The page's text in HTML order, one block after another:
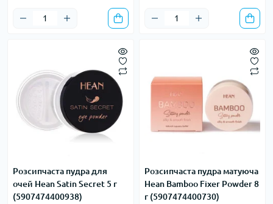
Розсипчаста пудра для
очей Hean Satin Secret 5 г
(5907474400938)
Розсипчаста пудра матуюча
Hean Bamboo Fixer Powder 8
г (5907474400730)